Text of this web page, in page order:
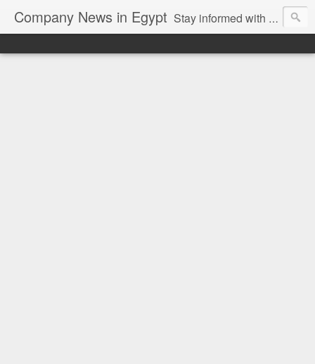
Company News in Egypt Stay informed with the latest company news and developments in Egypt and the region through our unbiased and direct news platform. Our blog publishes press releases and news directly from companies and their PR agencies, giving you a clear and unfiltered view of the industry. Make informed decisions with our easy to follow and clutter-free approach to company news.